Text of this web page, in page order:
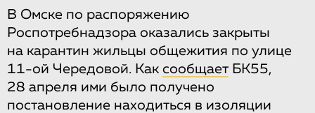
В Омске по распоряжению
Роспотребнадзора оказались закрыты
на карантин жильцы общежития по улице
11-ой Чередовой. Как сообщает БК55,
28 апреля ими было получено
постановление находиться в изоляции